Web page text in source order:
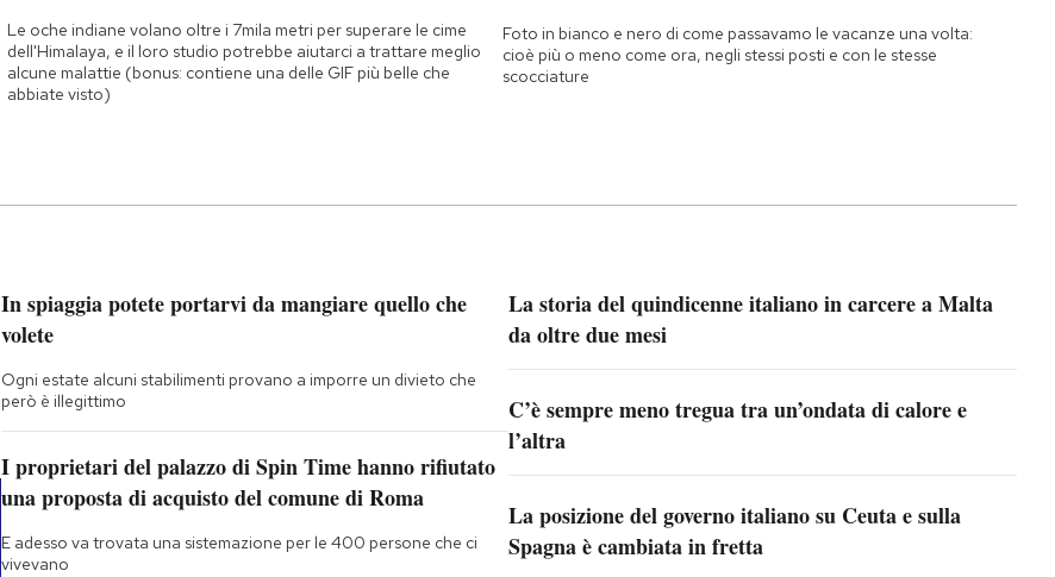
Le oche indiane volano oltre i 7mila metri per superare le cime
dell'Himalaya, e il loro studio potrebbe aiutarci a trattare meglio
alcune malattie (bonus: contiene una delle GIF più belle che
abbiate visto)
Foto in bianco e nero di come passavamo le vacanze una volta:
cioè più o meno come ora, negli stessi posti e con le stesse
scocciature
In spiaggia potete portarvi da mangiare quello che
volete
Ogni estate alcuni stabilimenti provano a imporre un divieto che
però è illegittimo
I proprietari del palazzo di Spin Time hanno rifiutato
una proposta di acquisto del comune di Roma
E adesso va trovata una sistemazione per le 400 persone che ci
vivevano
La storia del quindicenne italiano in carcere a Malta
da oltre due mesi
C’è sempre meno tregua tra un’ondata di calore e
l’altra
La posizione del governo italiano su Ceuta e sulla
Spagna è cambiata in fretta